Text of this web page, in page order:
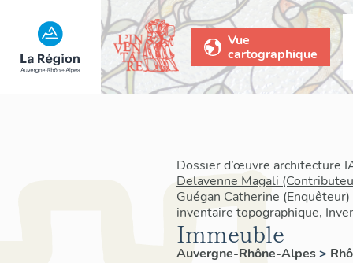
Vue
cartographique
Dossier d’œuvre architecture
Delavenne Magali
Guégan Catherine (Enquêteur)
inventaire topographique,
Immeuble
Auvergne-Rhône-Alpes>